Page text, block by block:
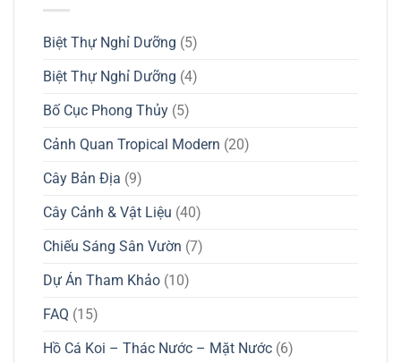
Biệt Thự Nghỉ Dưỡng (5)
Biệt Thự Nghỉ Dưỡng (4)
Bố Cục Phong Thủy (5)
Cảnh Quan Tropical Modern (20)
Cây Bản Địa (9)
Cây Cảnh & Vật Liệu (40)
Chiếu Sáng Sân Vườn (7)
Dự Án Tham Khảo (10)
FAQ (15)
Hồ Cá Koi – Thác Nước – Mặt Nước (6)